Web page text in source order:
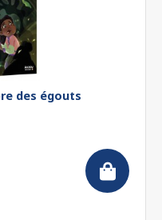
des égouts